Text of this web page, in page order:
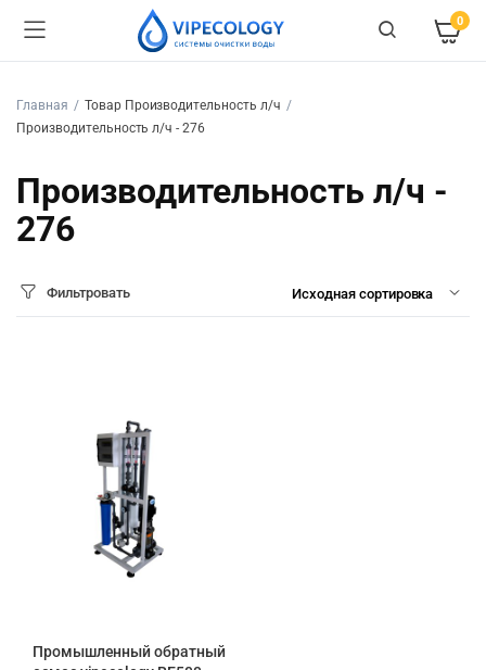
0
Главная
Товар Производительность л/ч
Производительность л/ч - 276
Производительность л/ч -
276
Фильтровать
Промышленный обратный